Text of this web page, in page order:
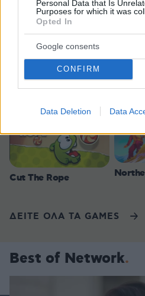
Personal Data that Is
Purposes for which it was
Opted In
Google consents
CONFIRM
Data Deletion Data
Games
Cut The Rope
ΔΕΙΤΕ ΟΛΑ ΤΑ GAMES
Best of Network